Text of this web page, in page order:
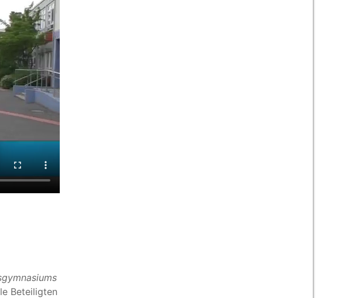
Betei­lig­ten